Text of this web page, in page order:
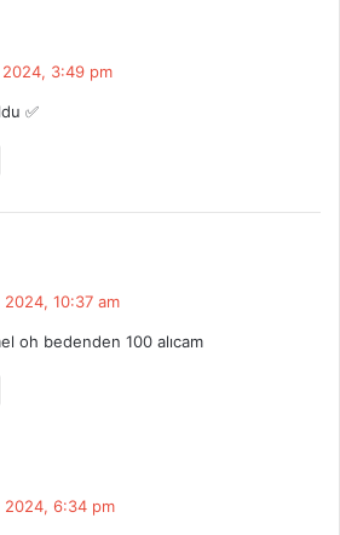
3:49 pm
✅
2024, 10:37 am
oh bedenden 100 alıcam
e
2024, 6:34 pm